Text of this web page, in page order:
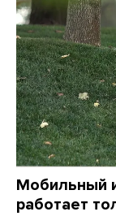
Мобильный
работает